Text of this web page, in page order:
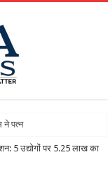
5 उद्योगों पर 5.25 लाख का